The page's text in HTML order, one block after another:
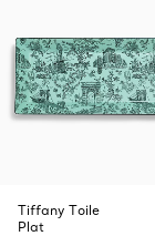
Tiffany Toile
Plat